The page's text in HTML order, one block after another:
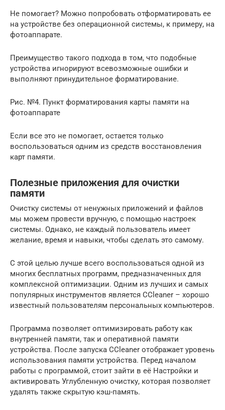
Не помогает? Можно попробовать отформатировать ее
на устройстве без операционной системы, к примеру, на
фотоаппарате.
Преимущество такого подхода в том, что подобные
устройства игнорируют всевозможные ошибки и
выполняют принудительное форматирование.
Рис. №4. Пункт форматирования карты памяти на
фотоаппарате
Если все это не помогает, остается только
воспользоваться одним из средств восстановления
карт памяти.
Полезные приложения для очистки
памяти
Очистку системы от ненужных приложений и файлов
мы можем провести вручную, с помощью настроек
системы. Однако, не каждый пользователь имеет
желание, время и навыки, чтобы сделать это самому.
С этой целью лучше всего воспользоваться одной из
многих бесплатных программ, предназначенных для
комплексной оптимизации. Одним из лучших и самых
популярных инструментов является CCleaner – хорошо
известный пользователям персональных компьютеров.
Программа позволяет оптимизировать работу как
внутренней памяти, так и оперативной памяти
устройства. После запуска CCleaner отображает уровень
использования памяти устройства. Перед началом
работы с программой, стоит зайти в её Настройки и
активировать Углубленную очистку, которая позволяет
удалять также скрытую кэш-память.